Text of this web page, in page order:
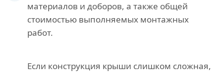
материалов и доборов, а также общей
стоимостью выполняемых монтажных
работ.
Если конструкция крыши слишком сложная,